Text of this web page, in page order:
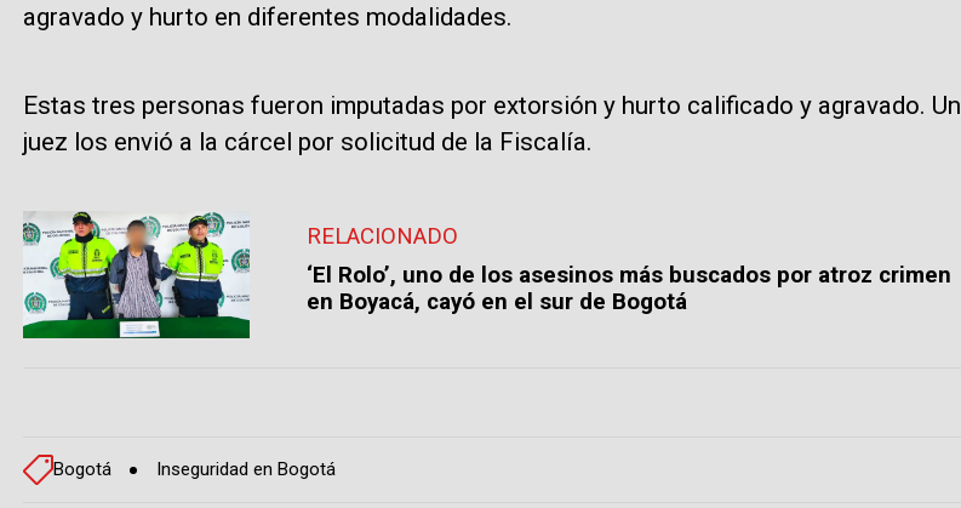
agravado y hurto en diferentes modalidades.
Estas tres personas fueron imputadas por extorsión y hurto calificado y agravado. Un
juez los envió a la cárcel por solicitud de la Fiscalía.
RELACIONADO
‘El Rolo’, uno de los asesinos más buscados por atroz crimen
en Boyacá, cayó en el sur de Bogotá
Bogotá Inseguridad en Bogotá